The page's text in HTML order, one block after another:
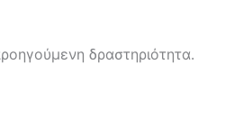
δραστηριότητα.